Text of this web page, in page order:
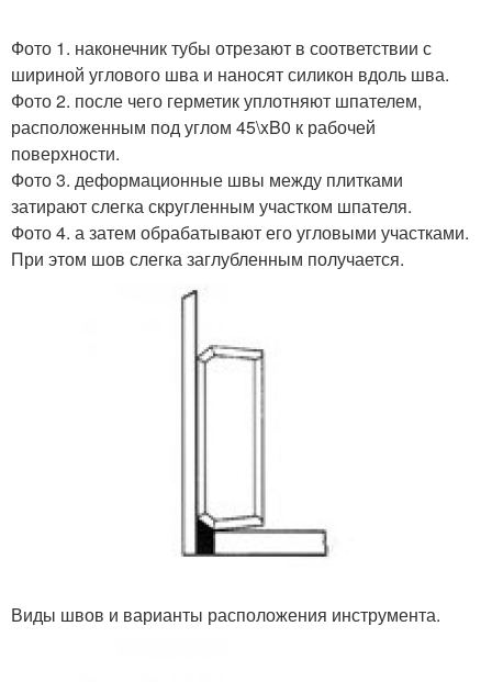
Фото 1. наконечник тубы отрезают в соответствии с
шириной углового шва и наносят силикон вдоль шва.
Фото 2. после чего герметик уплотняют шпателем,
расположенным под углом 45\xB0 к рабочей
поверхности.
Фото 3. деформационные швы между плитками
затирают слегка скругленным участком шпателя.
Фото 4. а затем обрабатывают его угловыми участками.
При этом шов слегка заглубленным получается.
Виды швов и варианты расположения инструмента.